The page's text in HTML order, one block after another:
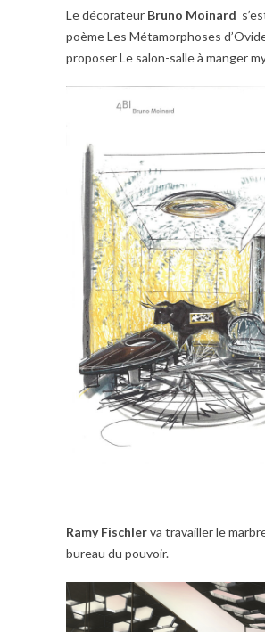
Le décorateur Bruno Moinard
poème Les Métamorphoses
proposer Le salon-salle à manger
Ramy Fischlerva travailler le
bureau du pouvoir.